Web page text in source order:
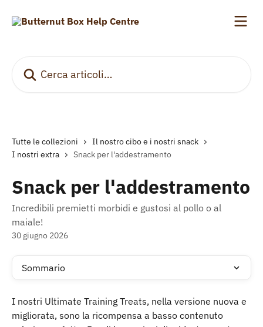
Tutte le collezioni
Il nostro cibo e i nostri snack
I nostri extra
Snack per l'addestramento
Snack per l'addestramento
Incredibili premietti morbidi e gustosi al pollo o al
maiale!
30 giugno 2026
Sommario
I nostri Ultimate Training Treats, nella versione nuova e
migliorata, sono la ricompensa a basso contenuto